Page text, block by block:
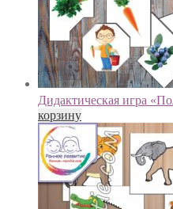
Дидактическая игра
корзину